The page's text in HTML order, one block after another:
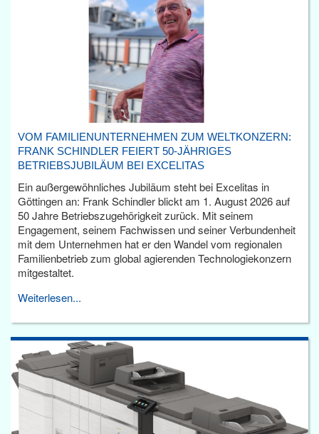
VOM FAMILIENUNTERNEHMEN ZUM WELTKONZERN:
FRANK SCHINDLER FEIERT 50-JÄHRIGES
BETRIEBSJUBILÄUM BEI EXCELITAS
Ein außergewöhnliches Jubiläum steht bei Excelitas in
Göttingen an: Frank Schindler blickt am 1. August 2026 auf
50 Jahre Betriebszugehörigkeit zurück. Mit seinem
Engagement, seinem Fachwissen und seiner Verbundenheit
mit dem Unternehmen hat er den Wandel vom regionalen
Familienbetrieb zum global agierenden Technologiekonzern
mitgestaltet.
Weiterlesen...